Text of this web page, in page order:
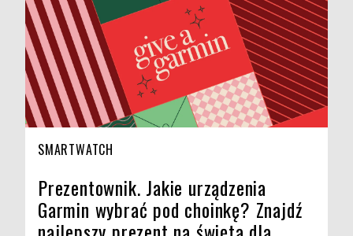
SMARTWATCH
Prezentownik. Jakie urządzenia
Garmin wybrać pod choinkę? Znajdź